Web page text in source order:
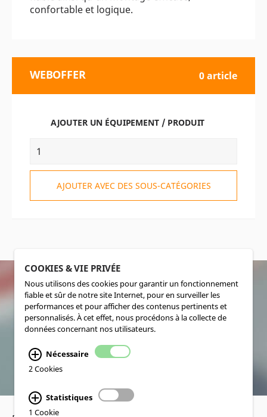
confortable et logique.
WEBOFFER 0 article
AJOUTER UN ÉQUIPEMENT / PRODUIT
AJOUTER AVEC DES SOUS-CATÉGORIES
SOCIALMEDIA
COOKIES & VIE PRIVÉE
Nous utilisons des cookies pour garantir un fonctionnement
fiable et sûr de notre site Internet, pour en surveiller les
performances et pour afficher des contenus pertinents et
personnalisés. À cet effet, nous procédons à la collecte de
données concernant nos utilisateurs.
Nécessaire
2 Cookies
Statistiques
1 Cookie